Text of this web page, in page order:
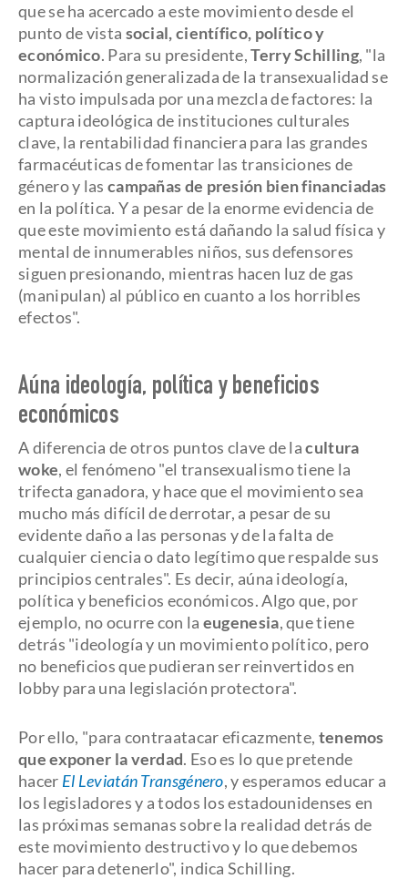
que se ha acercado a este movimiento desde el
punto de vista social, científico, político y
económico. Para su presidente,Terry Schilling, "la
normalización generalizada de la transexualidad se
ha visto impulsada por una mezcla de factores: la
captura ideológica de instituciones culturales
clave, la rentabilidad financiera para las grandes
farmacéuticas de fomentar las transiciones de
género y las campañas de presión bien financiadas
en la política. Y a pesar de la enorme evidencia de
que este movimiento está dañando la salud física y
mental de innumerables niños, sus defensores
siguen presionando, mientras hacen luz de gas
(manipulan) al público en cuanto a los horribles
efectos".
Aúna ideología, política y beneficios
económicos
A diferencia de otros puntos clave de lacultura
woke, el fenómeno "el transexualismo tiene la
trifecta ganadora, y hace que el movimiento sea
mucho más difícil de derrotar, a pesar de su
evidente daño a las personas y de la falta de
cualquier ciencia o dato legítimo que respalde sus
principios centrales". Es decir, aúna ideología,
política y beneficios económicos. Algo que, por
ejemplo, no ocurre con la eugenesia, que tiene
detrás "ideología y un movimiento político, pero
no beneficios que pudieran ser reinvertidos en
lobby para una legislación protectora".
Por ello, "para contraatacar eficazmente, tenemos
que exponer la verdad. Eso es lo que pretende
hacer El Leviatán Transgénero, y esperamos educar a
los legisladores y a todos los estadounidenses en
las próximas semanas sobre la realidad detrás de
este movimiento destructivo y lo que debemos
hacer para detenerlo", indica Schilling.